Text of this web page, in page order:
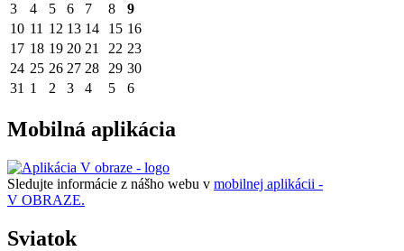
3
4 5 6 7 8
9
10 11 12 13 14 15 16
17 18 19 20 21 22 23
24 25 26 27 28 29 30
31 1 2 3 4 5 6
Mobilná aplikácia
Sledujte informácie z nášho webu v mobilnej aplikácii -
V OBRAZE.
Sviatok